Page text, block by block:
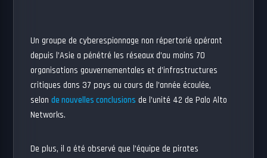
Un groupe de cyberespionnage non répertorié opérant
depuis l’Asie a pénétré les réseaux d’au moins 70
organisations gouvernementales et d’infrastructures
critiques dans 37 pays au cours de l’année écoulée,
selonde nouvelles conclusions de l’unité 42 de Palo Alto
Networks.
De plus, il a été observé que l’équipe de pirates